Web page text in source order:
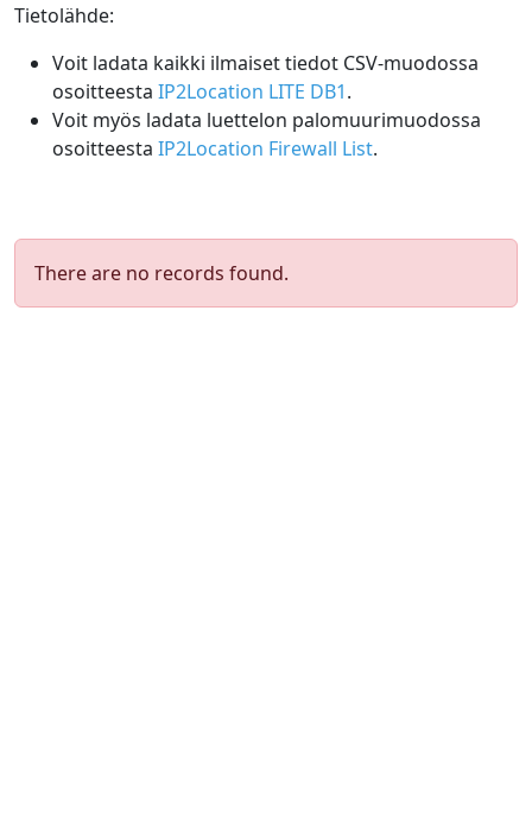
Tietolähde:
Voit ladata kaikki ilmaiset tiedot CSV-muodossa
osoitteesta IP2Location LITE DB1.
Voit myös ladata luettelon palomuurimuodossa
osoitteesta IP2Location Firewall List.
There are no records found.